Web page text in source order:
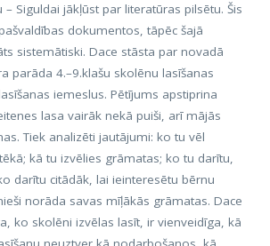
Siguldai jākļūst par literatūras pilsētu. Šis
dokumentos, tāpēc šajā
sistemātiski. Dace stāsta par novadā
parāda 4.–9.klašu skolēnu lasīšanas
iemeslus. Pētījums apstiprina
lasa vairāk nekā puiši, arī mājās
Tiek analizēti jautājumi: ko tu vēl
kā tu izvēlies grāmatas; ko tu darītu,
darītu citādāk, lai ieinteresētu bērnu
norāda savas mīļākās grāmatas. Dace
ko skolēni izvēlas lasīt, ir vienveidīga, kā